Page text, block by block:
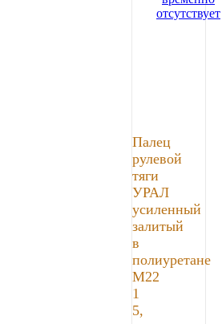
Палец
рулевой
тяги
УРАЛ
усиленный
залитый
в
полиуретане
М22
1
5,